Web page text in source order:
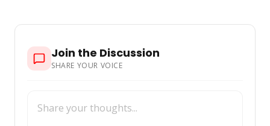
Join the Discussion
SHARE YOUR VOICE